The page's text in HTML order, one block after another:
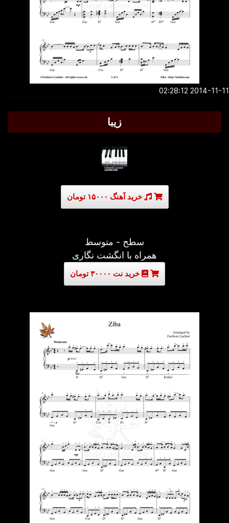
2014-11-11
زیبا
خرید آهنگ ۱۵۰۰۰ تومان
سطح - متوسط
همراه با انگشت نگاری
خرید نت ۳۰۰۰۰ تومان